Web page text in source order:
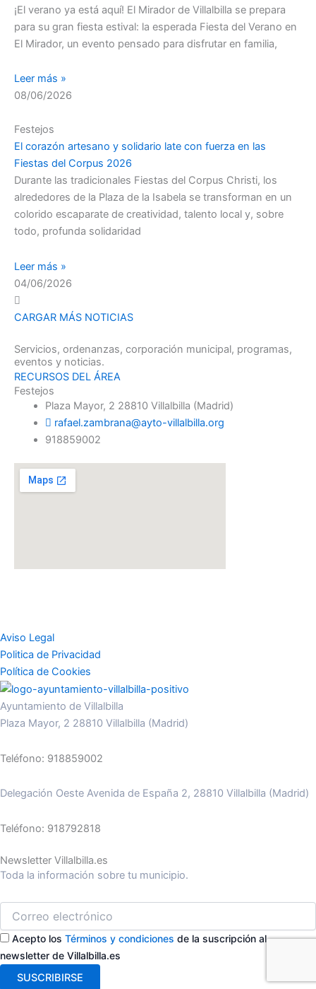
¡El verano ya está aquí! El Mirador de Villalbilla se prepara
para su gran fiesta estival: la esperada Fiesta del Verano en
El Mirador, un evento pensado para disfrutar en familia,
Leer más »
08/06/2026
Festejos
El corazón artesano y solidario late con fuerza en las
Fiestas del Corpus 2026
Durante las tradicionales Fiestas del Corpus Christi, los
alrededores de la Plaza de la Isabela se transforman en un
colorido escaparate de creatividad, talento local y, sobre
todo, profunda solidaridad
Leer más »
04/06/2026
CARGAR MÁS NOTICIAS
Servicios, ordenanzas, corporación municipal, programas,
eventos y noticias.
RECURSOS DEL ÁREA
Festejos
Plaza Mayor, 2 28810 Villalbilla (Madrid)
rafael.zambrana@ayto-villalbilla.org
918859002
Aviso Legal
Politica de Privacidad
Política de Cookies
Ayuntamiento de Villalbilla
Plaza Mayor, 2 28810 Villalbilla (Madrid)
Teléfono: 918859002
Delegación Oeste Avenida de España 2, 28810 Villalbilla (Madrid)
Teléfono: 918792818
Newsletter Villalbilla.es
Toda la información sobre tu municipio.
Acepto los Términos y condiciones de la suscripción al
newsletter de Villalbilla.es
SUSCRIBIRSE